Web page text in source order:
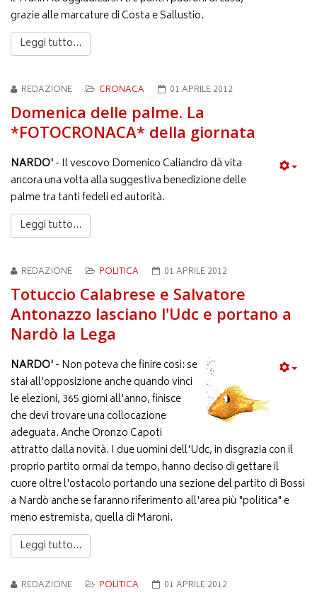
grazie alle marcature di Costa e Sallustio.
Leggi tutto...
REDAZIONE CRONACA 01 APRILE 2012
Domenica delle palme. La
*FOTOCRONACA* della giornata
NARDO'- Il vescovo Domenico Caliandro dà vita
ancora una volta alla suggestiva benedizione delle
palme tra tanti fedeli ed autorità.
Leggi tutto...
REDAZIONE POLITICA 01 APRILE 2012
Totuccio Calabrese e Salvatore
Antonazzo lasciano l'Udc e portano a
Nardò la Lega
NARDO'- Non poteva che finire così: se
stai all'opposizione anche quando vinci
le elezioni, 365 giorni all'anno, finisce
che devi trovare una collocazione
adeguata. Anche Oronzo Capoti
attratto dalla novità. I due uomini dell'Udc, in disgrazia con il
proprio partito ormai da tempo, hanno deciso di gettare il
cuore oltre l'ostacolo portando una sezione del partito di Bossi
a Nardò anche se faranno riferimento all'area più "politica" e
meno estremista, quella di Maroni.
Leggi tutto...
REDAZIONE POLITICA 01 APRILE 2012